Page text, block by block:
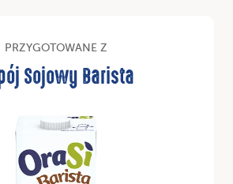
PRZYGOTOWANE Z
Sojowy Barista